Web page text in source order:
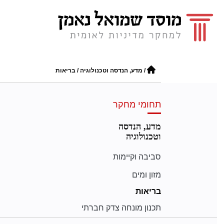
/ מדע, הנדסה וטכנולוגיה/ בריאות
תחומי מחקר
מדע, הנדסה
וטכנולוגיה
סביבה וקיימות
מזון ומים
בריאות
תכנון מונחה צדק חברתי